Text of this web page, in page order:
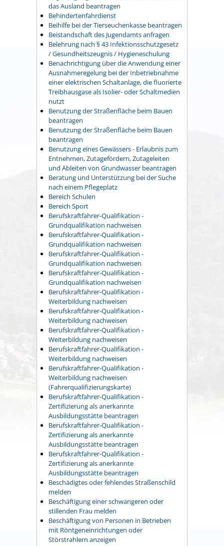
das Ausland beantragen
Behindertenfahrdienst
Beihilfe bei der Tierseuchenkasse beantragen
Beistandschaft des Jugendamts anfragen
Belehrung nach § 43 Infektionsschutzgesetz
/ Gesundheitszeugnis / Hygieneschulung
Benachrichtigung über die Anwendung einer
Ausnahmeregelung bei der Inbetriebnahme
einer elektrischen Schaltanlage, die fluorierte
Treibhausgase als Isolier- oder Schaltmedien
nutzt
Benutzung der Straßenfläche beim Bauen
beantragen
Benutzung der Straßenfläche beim Bauen
beantragen
Benutzung eines Gewässers - Erlaubnis zum
Entnehmen, Zutagefördern, Zutageleiten
und Ableiten von Grundwasser beantragen
Beratung und Unterstützung bei der Suche
nach einem Pflegeplatz
Bereich Schulen
Bereich Sport
Berufskraftfahrer-Qualifikation -
Grundqualifikation nachweisen
Berufskraftfahrer-Qualifikation -
Grundqualifikation nachweisen
Berufskraftfahrer-Qualifikation -
Grundqualifikation nachweisen
Berufskraftfahrer-Qualifikation -
Grundqualifikation nachweisen
Berufskraftfahrer-Qualifikation -
Weiterbildung nachweisen
Berufskraftfahrer-Qualifikation -
Weiterbildung nachweisen
Berufskraftfahrer-Qualifikation -
Weiterbildung nachweisen
Berufskraftfahrer-Qualifikation -
Weiterbildung nachweisen
Berufskraftfahrer-Qualifikation -
Weiterbildung nachweisen
(Fahrerqualifizierungskarte)
Berufskraftfahrer-Qualifikation -
Zertifizierung als anerkannte
Ausbildungsstätte beantragen
Berufskraftfahrer-Qualifikation -
Zertifizierung als anerkannte
Ausbildungsstätte beantragen
Berufskraftfahrer-Qualifikation -
Zertifizierung als anerkannte
Ausbildungsstätte beantragen
Beschädigtes oder fehlendes Straßenschild
melden
Beschäftigung einer schwangeren oder
stillenden Frau melden
Beschäftigung von Personen in Betrieben
mit Röntgeneinrichtungen oder
Störstrahlern anzeigen